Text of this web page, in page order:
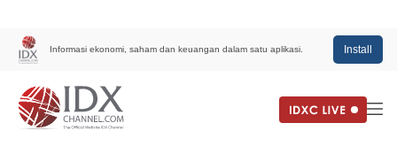
Informasi ekonomi, saham dan keuangan dalam satu aplikasi. Install